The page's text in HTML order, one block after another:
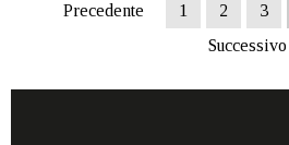
Precedente 1 2 3
Successivo